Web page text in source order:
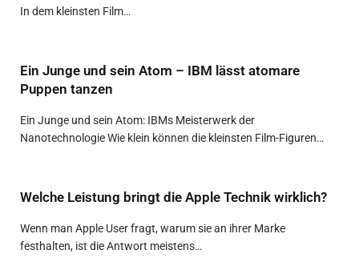
In dem kleinsten Film…
Ein Junge und sein Atom – IBM lässt atomare
Puppen tanzen
Ein Junge und sein Atom: IBMs Meisterwerk der
Nanotechnologie Wie klein können die kleinsten Film-Figuren…
Welche Leistung bringt die Apple Technik wirklich?
Wenn man Apple User fragt, warum sie an ihrer Marke
festhalten, ist die Antwort meistens…